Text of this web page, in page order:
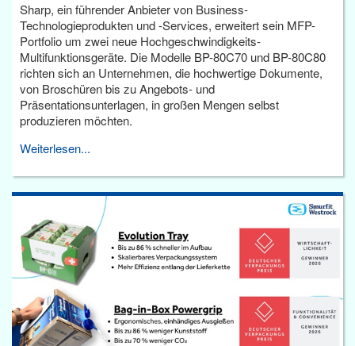
Sharp, ein führender Anbieter von Business-
Technologieprodukten und -Services, erweitert sein MFP-
Portfolio um zwei neue Hochgeschwindigkeits-
Multifunktionsgeräte. Die Modelle BP-80C70 und BP-80C80
richten sich an Unternehmen, die hochwertige Dokumente,
von Broschüren bis zu Angebots- und
Präsentationsunterlagen, in großen Mengen selbst
produzieren möchten.
Weiterlesen...